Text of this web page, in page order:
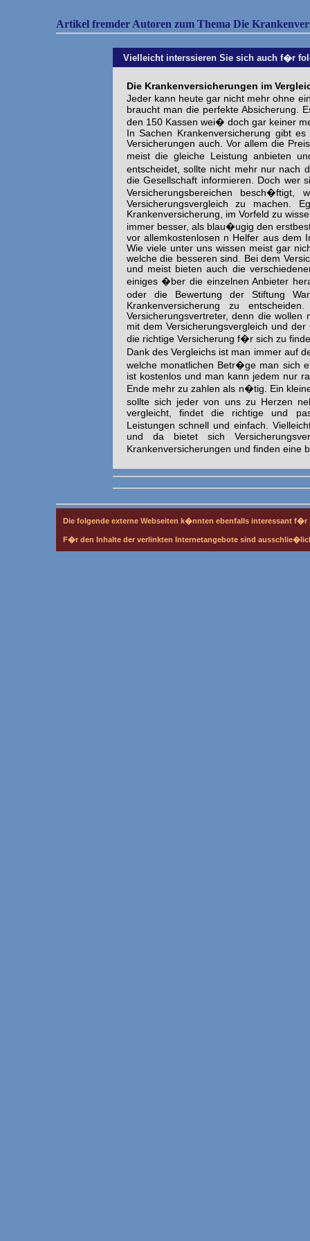
Artikel fremder Autoren zum Thema Die
Vielleicht interssieren Sie sich auch f�r
Die Krankenversicherungen im
Jeder kann heute gar nicht mehr ohne
braucht man die perfekte Absicherung.
den 150 Kassen wei� doch gar keiner
In Sachen Krankenversicherung gibt
Versicherungen auch. Vor allem die
meist die gleiche Leistung anbieten
entscheidet, sollte nicht mehr nur nach
die Gesellschaft informieren. Doch wer
Versicherungsbereichen
Versicherungsvergleich zu machen.
Krankenversicherung, im Vorfeld zu
immer besser, als blau�ugig den
vor allemkostenlosen n Helfer aus dem
Wie viele unter uns wissen meist gar
welche die besseren sind. Bei dem
und meist bieten auch die
einiges �ber die einzelnen Anbieter
oder die Bewertung der Stiftung
Krankenversicherung zu
Versicherungsvertreter, denn die
mit dem Versicherungsvergleich und
die richtige Versicherung f�r sich zu
Dank des Vergleichs ist man immer auf
welche monatlichen Betr�ge man sich
ist kostenlos und man kann jedem nur
Ende mehr zu zahlen als n�tig. Ein
sollte sich jeder von uns zu Herzen
vergleicht, findet die richtige und
Leistungen schnell und einfach.
und da bietet sich
Krankenversicherungen und finden eine
Die folgende externe Webseiten k�nnten ebenfalls interessant f�r
F�r den Inhalte der verlinkten Internetangebote sind